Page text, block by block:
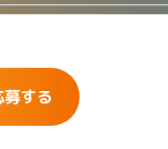
する